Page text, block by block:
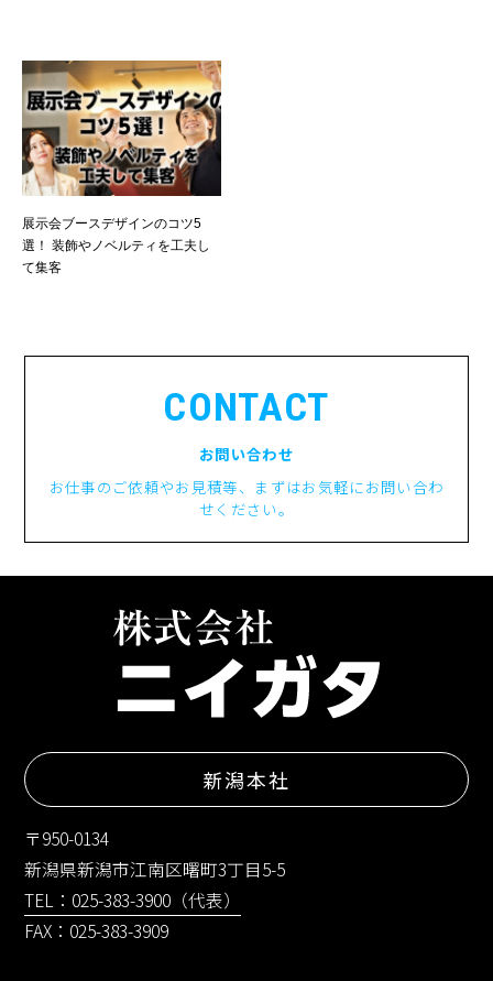
展示会ブースデザインのコツ5
選！ 装飾やノベルティを工夫し
て集客
CONTACT
お問い合わせ
お仕事のご依頼やお見積等、まずはお気軽にお問い合わ
せください。
新潟本社
〒950-0134
新潟県新潟市江南区曙町3丁目5-5
TEL：025-383-3900（代表）
FAX：025-383-3909